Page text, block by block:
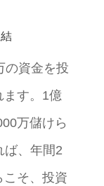
の資金を投
ます。1億
万儲けら
ば、年間2
こそ、投資